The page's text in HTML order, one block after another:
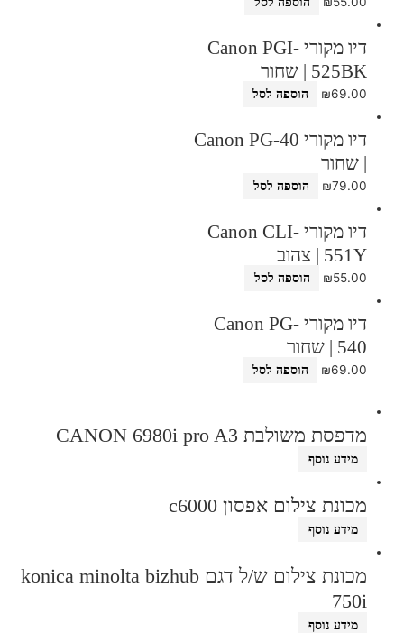
דיו מקורי Canon PGI-
525BK | שחור
₪69.00 הוספה לסל
דיו מקורי Canon PG-40
| שחור
₪79.00 הוספה לסל
דיו מקורי Canon CLI-
551Y | צהוב
₪55.00 הוספה לסל
דיו מקורי Canon PG-
540 | שחור
₪69.00 הוספה לסל
מדפסת משולבת CANON 6980i pro A3
מידע נוסף
מכונת צילום אפסון c6000
מידע נוסף
מכונת צילום ש/ל דגם konica minolta bizhub
750i
מידע נוסף